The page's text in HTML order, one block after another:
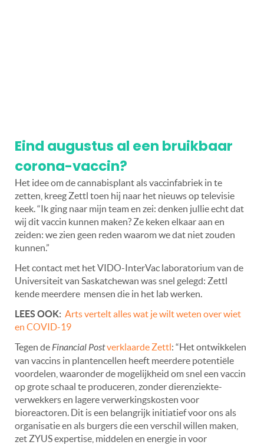
Eind augustus al een bruikbaar
corona-vaccin?
Het idee om de cannabisplant als vaccinfabriek in te
zetten, kreeg Zettl toen hij naar het nieuws op televisie
keek. “Ik ging naar mijn team en zei: denken jullie echt dat
wij dit vaccin kunnen maken? Ze keken elkaar aan en
zeiden: we zien geen reden waarom we dat niet zouden
kunnen.”
Het contact met het VIDO-InterVac laboratorium van de
Universiteit van Saskatchewan was snel gelegd: Zettl
kende meerdere mensen die in het lab werken.
LEES OOK: Arts vertelt alles wat je wilt weten over wiet
en COVID-19
Tegen deFinancial Postverklaarde Zettl: “Het ontwikkelen
van vaccins in plantencellen heeft meerdere potentiële
voordelen, waaronder de mogelijkheid om snel een vaccin
op grote schaal te produceren, zonder dierenziekte-
verwekkers en lagere verwerkingskosten voor
bioreactoren. Dit is een belangrijk initiatief voor ons als
organisatie en als burgers die een verschil willen maken,
zet ZYUS expertise, middelen en energie in voor